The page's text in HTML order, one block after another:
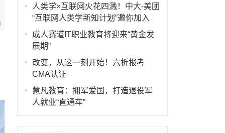
人类学×互联网火花四溅！中大-美团
“互联网人类学新知计划”邀你加入
成人赛道IT职业教育将迎来“黄金发
展期”
改变，从这一刻开始！六折报考
CMA认证
慧凡教育：拥军爱国，打造退役军
人就业“直通车”